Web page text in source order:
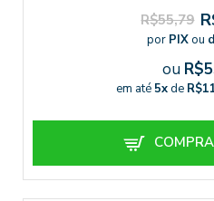
R$55,79
por PIXou
ou
em até 5xde